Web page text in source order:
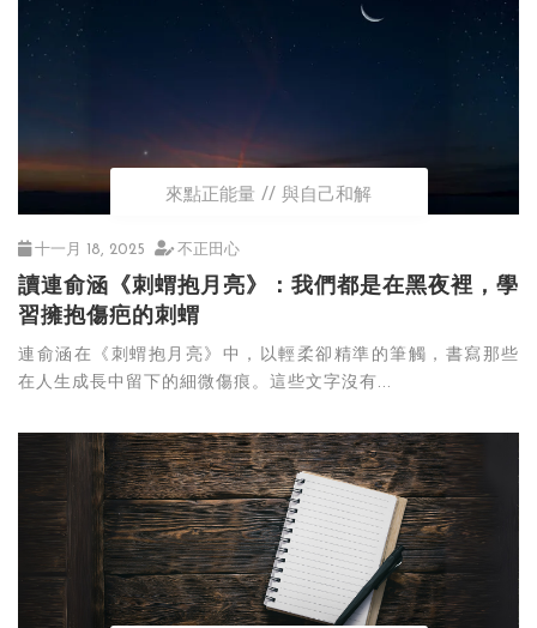
來點正能量 與自己和解
十一月 18, 2025 不正田心
讀連俞涵《刺蝟抱月亮》：我們都是在黑夜裡，學
習擁抱傷疤的刺蝟
連俞涵在《刺蝟抱月亮》中，以輕柔卻精準的筆觸，書寫那些
在人生成長中留下的細微傷痕。這些文字沒有...